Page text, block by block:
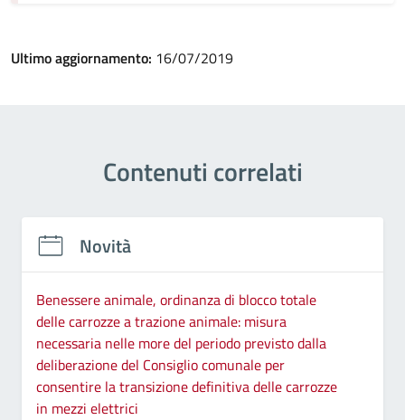
Ultimo aggiornamento: 16/07/2019
Contenuti correlati
Novità
Benessere animale, ordinanza di blocco totale
delle carrozze a trazione animale: misura
necessaria nelle more del periodo previsto dalla
deliberazione del Consiglio comunale per
consentire la transizione definitiva delle carrozze
in mezzi elettrici